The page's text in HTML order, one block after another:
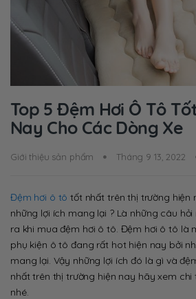
Top 5 Đệm Hơi Ô Tô
Nay Cho Các Dòng Xe
Giới thiệu sản phẩm Tháng 9 13, 2022
Đệm hơi ô tô tốt nhất trên thị trường hiện
những lợi ích mang lại ? Là những câu
ra khi mua đệm hơi ô tô. Đệm hơi ô tô là
phụ kiện ô tô đang rất hot hiện nay bởi
mang lại. Vậy những lợi ích đó là gì và
nhất trên thị trường hiện nay hãy xem
nhé.